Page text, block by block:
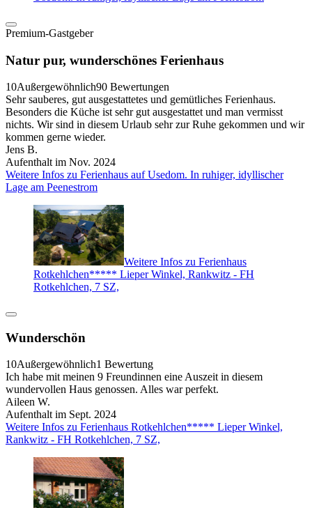
Premium-Gastgeber
Natur pur, wunderschönes Ferienhaus
10Außergewöhnlich90 Bewertungen
Sehr sauberes, gut ausgestattetes und gemütliches Ferienhaus.
Besonders die Küche ist sehr gut ausgestattet und man vermisst
nichts. Wir sind in diesem Urlaub sehr zur Ruhe gekommen und wir
kommen gerne wieder.
Jens B.
Aufenthalt im Nov. 2024
Weitere Infos zu Ferienhaus auf Usedom. In ruhiger, idyllischer
Lage am Peenestrom
Weitere Infos zu Ferienhaus
Rotkehlchen***** Lieper Winkel, Rankwitz - FH
Rotkehlchen, 7 SZ,
Wunderschön
10Außergewöhnlich1 Bewertung
Ich habe mit meinen 9 Freundinnen eine Auszeit in diesem
wundervollen Haus genossen. Alles war perfekt.
Aileen W.
Aufenthalt im Sept. 2024
Weitere Infos zu Ferienhaus Rotkehlchen***** Lieper Winkel,
Rankwitz - FH Rotkehlchen, 7 SZ,